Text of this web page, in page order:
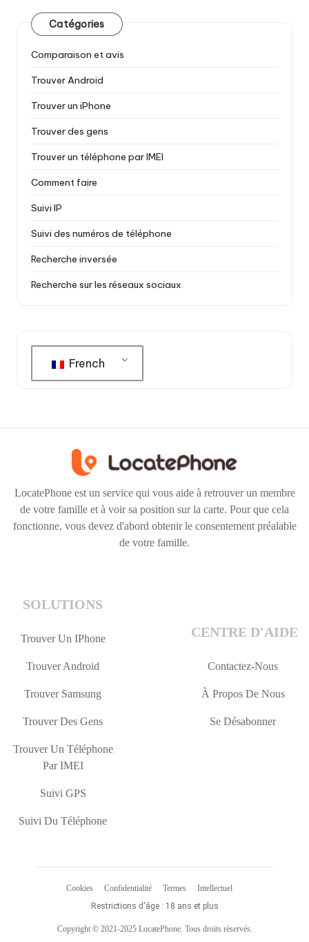
Catégories
Comparaison et avis
Trouver Android
Trouver un iPhone
Trouver des gens
Trouver un téléphone par IMEI
Comment faire
Suivi IP
Suivi des numéros de téléphone
Recherche inversée
Recherche sur les réseaux sociaux
French
LocatePhone est un service qui vous aide à retrouver un membre
de votre famille et à voir sa position sur la carte. Pour que cela
fonctionne, vous devez d'abord obtenir le consentement préalable
de votre famille.
SOLUTIONS
Trouver Un IPhone
Trouver Android
Trouver Samsung
Trouver Des Gens
Trouver Un Téléphone
Par IMEI
Suivi GPS
Suivi Du Téléphone
CENTRE D'AIDE
Contactez-Nous
À Propos De Nous
Se Désabonner
Cookies Confidentialité Termes
Intellectuel
Restrictions d'âge : 18 ans et plus
Copyright © 2021-2025 LocatePhone. Tous droits réservés.